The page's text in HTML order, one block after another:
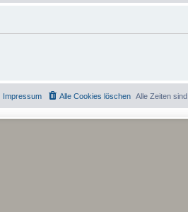
Alle Zeiten sind
Alle Cookies löschen
Impressum